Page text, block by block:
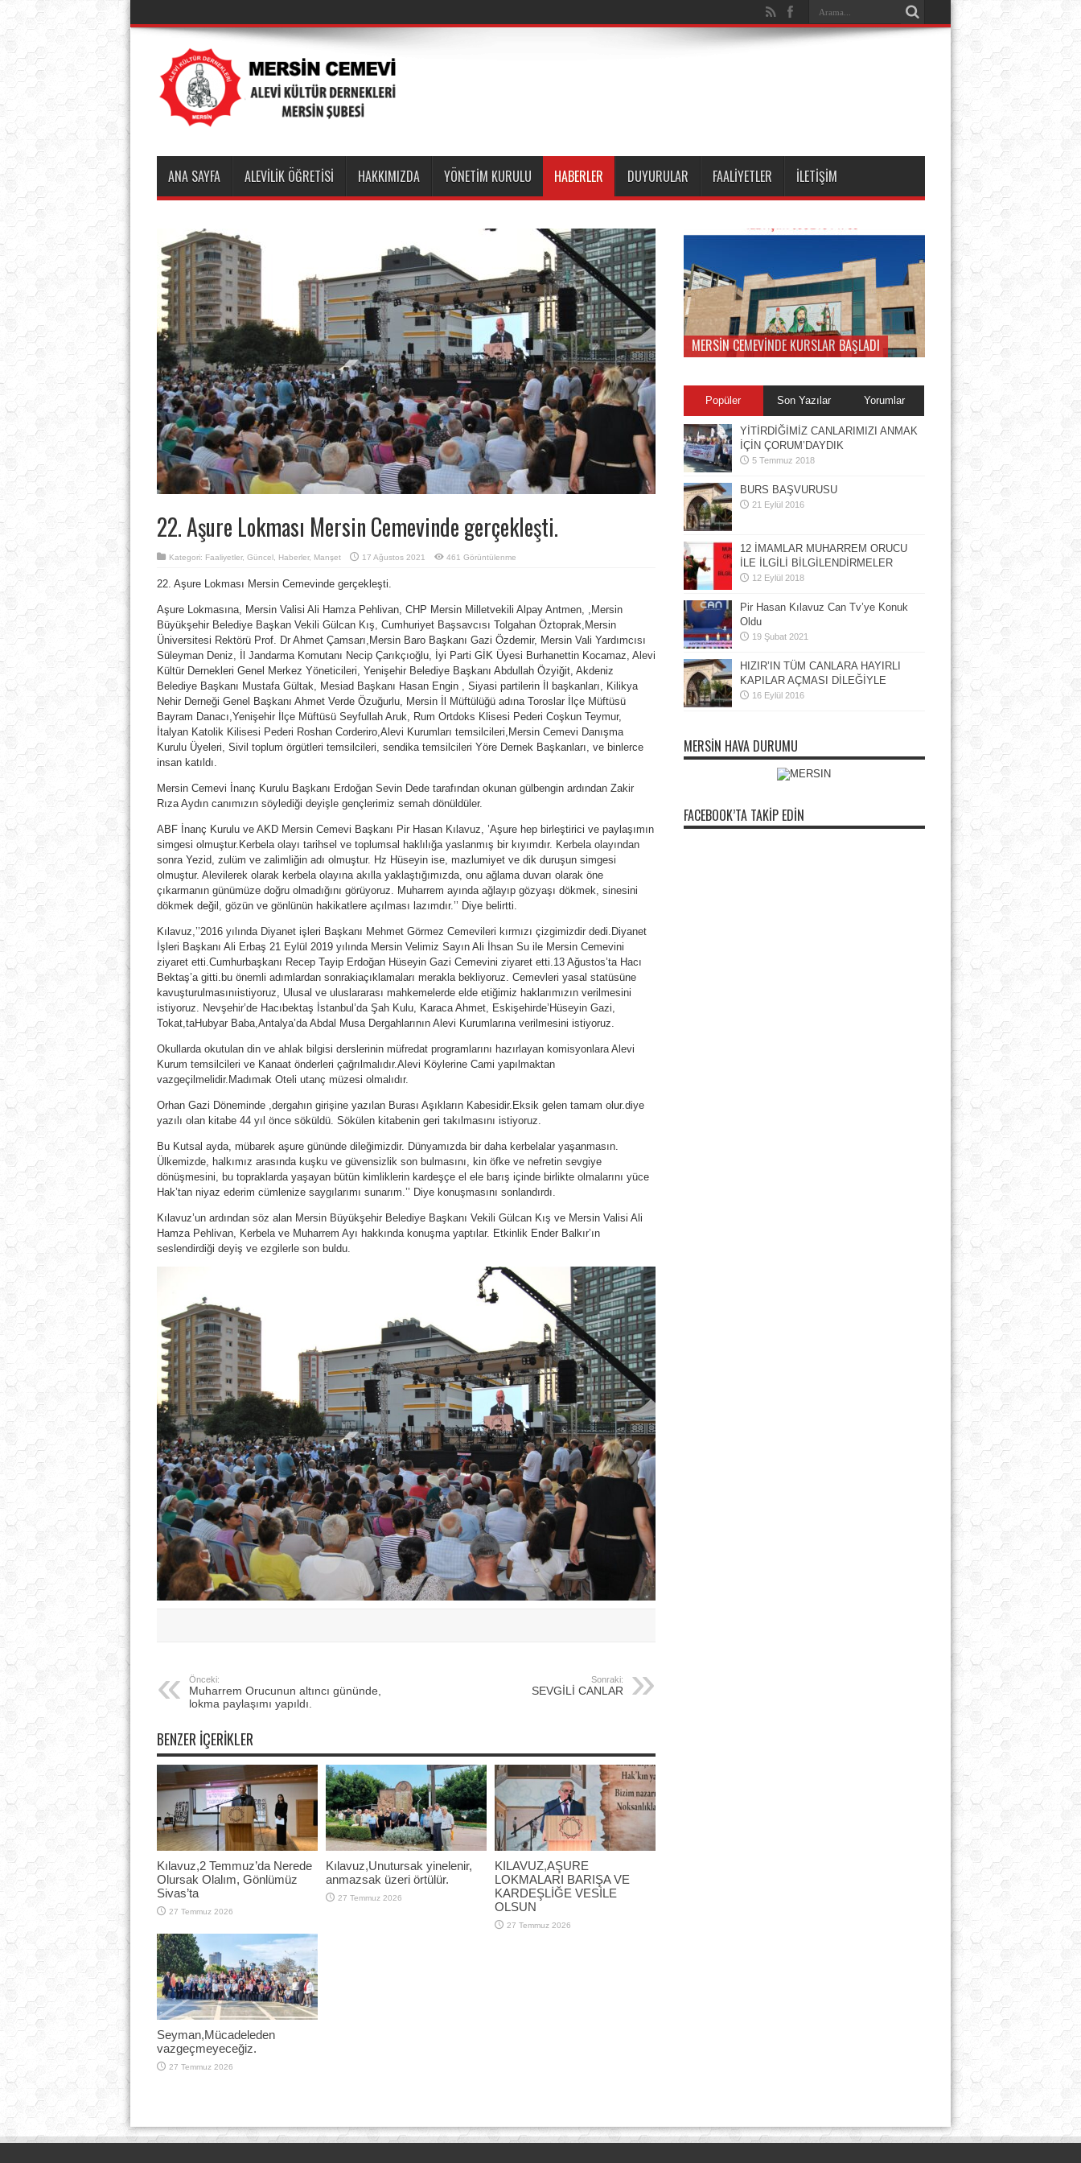
ANA SAYFA ALEVİLİK ÖĞRETİSİ HAKKIMIZDA YÖNETİM KURULU HABERLER DUYURULAR FAALİYETLER İLETİŞİM
22. Aşure Lokması Mersin Cemevinde gerçekleşti.
Kategori: Faaliyetler, Güncel, Haberler, Manşet 17 Ağustos 2021 461 Görüntülenme
22. Aşure Lokması Mersin Cemevinde gerçekleşti.
Aşure Lokmasına, Mersin Valisi Ali Hamza Pehlivan, CHP Mersin Milletvekili Alpay Antmen, ,Mersin
Büyükşehir Belediye Başkan Vekili Gülcan Kış, Cumhuriyet Başsavcısı Tolgahan Öztoprak,Mersin
Üniversitesi Rektörü Prof. Dr Ahmet Çamsarı,Mersin Baro Başkanı Gazi Özdemir, Mersin Vali Yardımcısı
Süleyman Deniz, İl Jandarma Komutanı Necip Çarıkçıoğlu, İyi Parti GİK Üyesi Burhanettin Kocamaz, Alevi
Kültür Dernekleri Genel Merkez Yöneticileri, Yenişehir Belediye Başkanı Abdullah Özyiğit, Akdeniz
Belediye Başkanı Mustafa Gültak, Mesiad Başkanı Hasan Engin , Siyasi partilerin İl başkanları, Kilikya
Nehir Derneği Genel Başkanı Ahmet Verde Özuğurlu, Mersin İl Müftülüğü adına Toroslar İlçe Müftüsü
Bayram Danacı,Yenişehir İlçe Müftüsü Seyfullah Aruk, Rum Ortdoks Klisesi Pederi Coşkun Teymur,
İtalyan Katolik Kilisesi Pederi Roshan Corderiro,Alevi Kurumları temsilcileri,Mersin Cemevi Danışma
Kurulu Üyeleri, Sivil toplum örgütleri temsilcileri, sendika temsilcileri Yöre Dernek Başkanları, ve binlerce
insan katıldı.
Mersin Cemevi İnanç Kurulu Başkanı Erdoğan Sevin Dede tarafından okunan gülbengin ardından Zakir
Rıza Aydın canımızın söylediği deyişle gençlerimiz semah dönüldüler.
ABF İnanç Kurulu ve AKD Mersin Cemevi Başkanı Pir Hasan Kılavuz, ’Aşure hep birleştirici ve paylaşımın
simgesi olmuştur.Kerbela olayı tarihsel ve toplumsal haklılığa yaslanmış bir kıyımdır. Kerbela olayından
sonra Yezid, zulüm ve zalimliğin adı olmuştur. Hz Hüseyin ise, mazlumiyet ve dik duruşun simgesi
olmuştur. Alevilerek olarak kerbela olayına akılla yaklaştığımızda, onu ağlama duvarı olarak öne
çıkarmanın günümüze doğru olmadığını görüyoruz. Muharrem ayında ağlayıp gözyaşı dökmek, sinesini
dökmek değil, gözün ve gönlünün hakikatlere açılması lazımdır.’’ Diye belirtti.
Kılavuz,’’2016 yılında Diyanet işleri Başkanı Mehmet Görmez Cemevileri kırmızı çizgimizdir dedi.Diyanet
İşleri Başkanı Ali Erbaş 21 Eylül 2019 yılında Mersin Velimiz Sayın Ali İhsan Su ile Mersin Cemevini
ziyaret etti.Cumhurbaşkanı Recep Tayip Erdoğan Hüseyin Gazi Cemevini ziyaret etti.13 Ağustos’ta Hacı
Bektaş’a gitti.bu önemli adımlardan sonrakiaçıklamaları merakla bekliyoruz. Cemevleri yasal statüsüne
kavuşturulmasınıistiyoruz, Ulusal ve uluslararası mahkemelerde elde etiğimiz haklarımızın verilmesini
istiyoruz. Nevşehir’de Hacıbektaş İstanbul’da Şah Kulu, Karaca Ahmet, Eskişehirde’Hüseyin Gazi,
Tokat,taHubyar Baba,Antalya’da Abdal Musa Dergahlarının Alevi Kurumlarına verilmesini istiyoruz.
Okullarda okutulan din ve ahlak bilgisi derslerinin müfredat programlarını hazırlayan komisyonlara Alevi
Kurum temsilcileri ve Kanaat önderleri çağrılmalıdır.Alevi Köylerine Cami yapılmaktan
vazgeçilmelidir.Madımak Oteli utanç müzesi olmalıdır.
Orhan Gazi Döneminde ,dergahın girişine yazılan Burası Aşıkların Kabesidir.Eksik gelen tamam olur.diye
yazılı olan kitabe 44 yıl önce söküldü. Sökülen kitabenin geri takılmasını istiyoruz.
Bu Kutsal ayda, mübarek aşure gününde dileğimizdir. Dünyamızda bir daha kerbelalar yaşanmasın.
Ülkemizde, halkımız arasında kuşku ve güvensizlik son bulmasını, kin öfke ve nefretin sevgiye
dönüşmesini, bu topraklarda yaşayan bütün kimliklerin kardeşçe el ele barış içinde birlikte olmalarını yüce
Hak’tan niyaz ederim cümlenize saygılarımı sunarım.’’ Diye konuşmasını sonlandırdı.
Kılavuz’un ardından söz alan Mersin Büyükşehir Belediye Başkanı Vekili Gülcan Kış ve Mersin Valisi Ali
Hamza Pehlivan, Kerbela ve Muharrem Ayı hakkında konuşma yaptılar. Etkinlik Ender Balkır’ın
seslendirdiği deyiş ve ezgilerle son buldu.
Önceki:
Muharrem Orucunun altıncı gününde,
lokma paylaşımı yapıldı.
Sonraki:
SEVGİLİ CANLAR
BENZER İÇERIKLER
Kılavuz,2 Temmuz’da Nerede
Olursak Olalım, Gönlümüz
Sivas’ta
27 Temmuz 2026
Kılavuz,Unutursak yinelenir,
anmazsak üzeri örtülür.
27 Temmuz 2026
KILAVUZ,AŞURE
LOKMALARI BARIŞA VE
KARDEŞLİĞE VESİLE
OLSUN
27 Temmuz 2026
Seyman,Mücadeleden
vazgeçmeyeceğiz.
27 Temmuz 2026
MERSİN CEMEVİNDE KURSLAR BAŞLADI
Popüler Son Yazılar Yorumlar
YİTİRDİĞİMİZ CANLARIMIZI ANMAK
İÇİN ÇORUM’DAYDIK
5 Temmuz 2018
BURS BAŞVURUSU
21 Eylül 2016
12 İMAMLAR MUHARREM ORUCU
İLE İLGİLİ BİLGİLENDİRMELER
12 Eylül 2018
Pir Hasan Kılavuz Can Tv’ye Konuk
Oldu
19 Şubat 2021
HIZIR’IN TÜM CANLARA HAYIRLI
KAPILAR AÇMASI DİLEĞİYLE
16 Eylül 2016
MERSIN HAVA DURUMU
FACEBOOK’TA TAKIP EDIN